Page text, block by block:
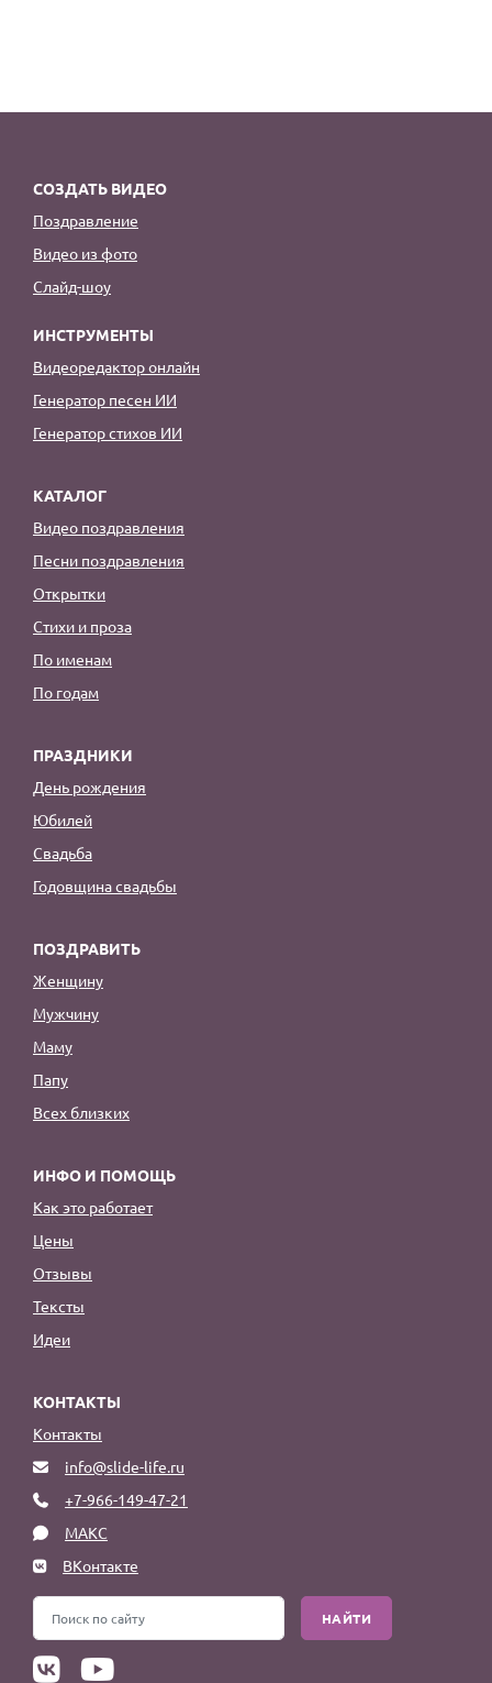
СОЗДАТЬ ВИДЕО
Поздравление
Видео из фото
Слайд-шоу
ИНСТРУМЕНТЫ
Видеоредактор онлайн
Генератор песен ИИ
Генератор стихов ИИ
КАТАЛОГ
Видео поздравления
Песни поздравления
Открытки
Стихи и проза
По именам
По годам
ПРАЗДНИКИ
День рождения
Юбилей
Свадьба
Годовщина свадьбы
ПОЗДРАВИТЬ
Женщину
Мужчину
Маму
Папу
Всех близких
ИНФО И ПОМОЩЬ
Как это работает
Цены
Отзывы
Тексты
Идеи
КОНТАКТЫ
Контакты
info@slide-life.ru
+7-966-149-47-21
МАКС
ВКонтакте
НАЙТИ